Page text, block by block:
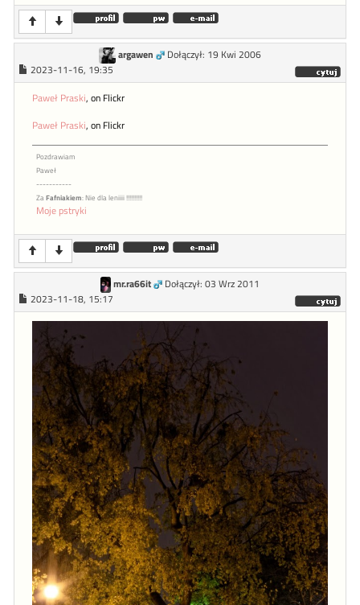
argawen
Dołączył: 19 Kwi 2006
2023-11-16, 19:35
Paweł Praski, on Flickr
Paweł Praski, on Flickr
Pozdrawiam
Paweł
-----------
Za Fafniakiem: Nie dla leniiii !!!!!!!!!!
Moje pstryki
mr.ra66it
Dołączył: 03 Wrz 2011
2023-11-18, 15:17